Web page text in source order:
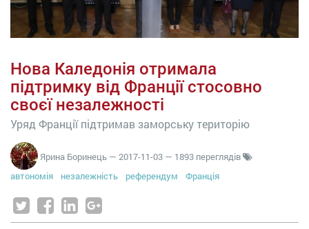
Нова Каледонія отримала
підтримку від Франції стосовно
своєї незалежності
Уряд Франції підтримав заморську територію
Ярина Боринець — 2017-11-03 — 1893 переглядів
автономія
незалежність референдум Франція